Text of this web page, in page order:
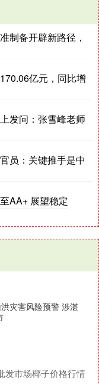
制备开辟新路径，
亿元，同比增
发问：张雪峰老师
员：关键推手是中
AA+ 展望稳定
灾害风险预警 涉湛
发市场椰子价格行情